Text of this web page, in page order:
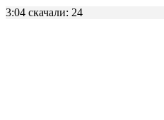
3:04 скачали: 24